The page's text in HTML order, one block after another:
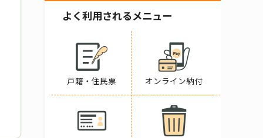
よく利用されるメニュー
戸籍・住民票 オンライン納付